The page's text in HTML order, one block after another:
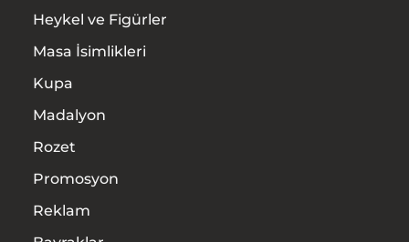
Heykel ve Figürler
Masa İsimlikleri
Kupa
Madalyon
Rozet
Promosyon
Reklam